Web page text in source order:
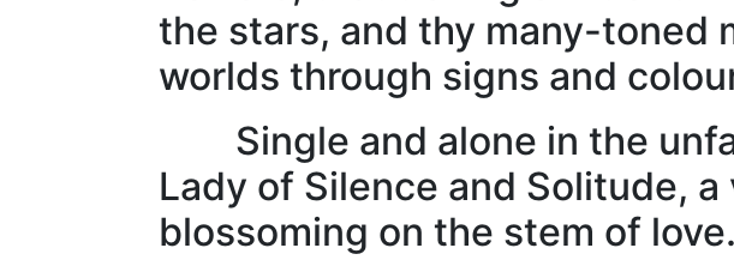
the stars, and thy many-toned
worlds through signs and
Single and alone in the
Lady of Silence and Solitude,
blossoming on the stem of love.